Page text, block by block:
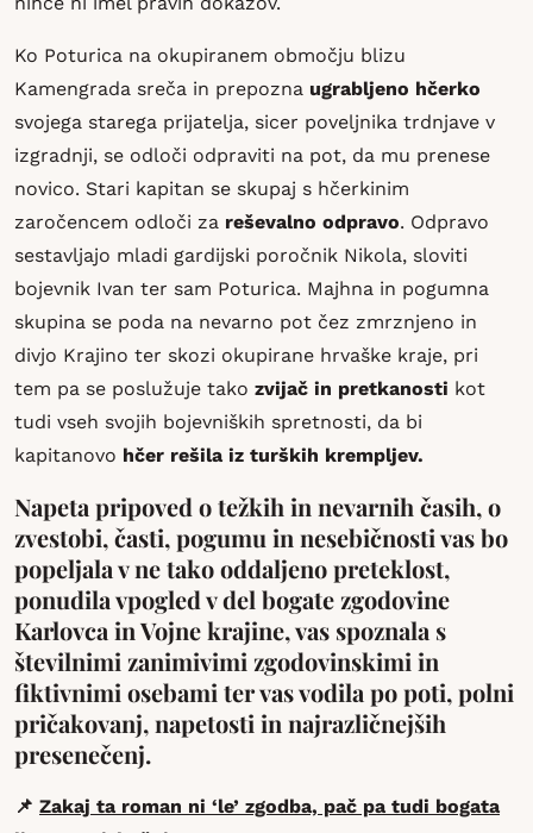
Ko Poturica na okupiranem območju blizu
Kamengrada sreča in prepozna ugrabljeno hčerko
svojega starega prijatelja, sicer poveljnika trdnjave v
izgradnji, se odloči odpraviti na pot, da mu prenese
novico. Stari kapitan se skupaj s hčerkinim
zaročencem odloči za reševalno odpravo. Odpravo
sestavljajo mladi gardijski poročnik Nikola, sloviti
bojevnik Ivan ter sam Poturica. Majhna in pogumna
skupina se poda na nevarno pot čez zmrznjeno in
divjo Krajino ter skozi okupirane hrvaške kraje, pri
tem pa se poslužuje tako zvijač in pretkanosti kot
tudi vseh svojih bojevniških spretnosti, da bi
kapitanovo hčer rešila iz turških krempljev.
Napeta pripoved o težkih in nevarnih časih, o
zvestobi, časti, pogumu in nesebičnosti vas bo
popeljala v ne tako oddaljeno preteklost,
ponudila vpogled v del bogate zgodovine
Karlovca in Vojne krajine, vas spoznala s
številnimi zanimivimi zgodovinskimi in
fiktivnimi osebami ter vas vodila po poti, polni
pričakovanj, napetosti in najrazličnejših
presenečenj.
📌 Zakaj ta roman ni ‘le’ zgodba, pač pa tudi bogata